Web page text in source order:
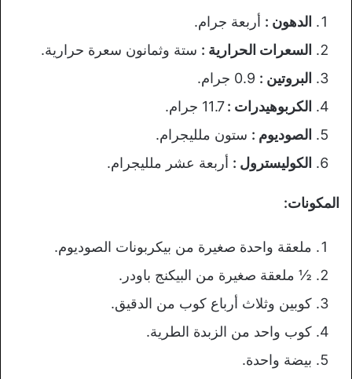
الدهون : أربعة جرام.
السعرات الحرارية : ستة وثمانون سعرة حرارية.
البروتين :
الكربوهيدرات :11.7 جرام.
الصوديوم : ستون ملليجرام.
الكوليسترول : أربعة عشر ملليجرام.
المكونات:
ملعقة واحدة صغيرة من بيكربونات الصوديوم.
½ ملعقة صغيرة من البيكنج باودر.
كوبين وثلاث أرباع كوب من الدقيق.
كوب واحد من الزبدة الطرية.
بيضة واحدة.